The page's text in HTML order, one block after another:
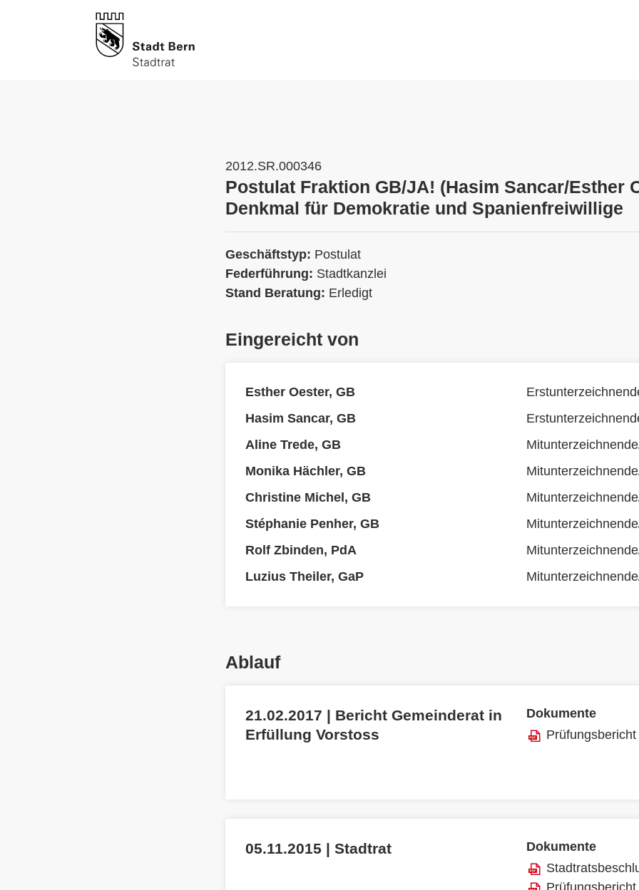
2012.SR.000346
Postulat Fraktion GB/JA! (Hasim Sancar/Esther
Denkmal für Demokratie und Spanienfreiwillige
Geschäftstyp: Postulat
Federführung: Stadtkanzlei
Stand Beratung: Erledigt
Eingereicht von
Esther Oester, GB
Hasim Sancar, GB
Aline Trede, GB
Monika Hächler, GB
Christine Michel, GB
Stéphanie Penher, GB
Rolf Zbinden, PdA
Luzius Theiler, GaP
Ablauf
21.02.2017 | Bericht Gemeinderat in
Erfüllung Vorstoss
Dokumente
Prüfungsbericht
05.11.2015 | Stadtrat
Dokumente
Prüfungsbericht